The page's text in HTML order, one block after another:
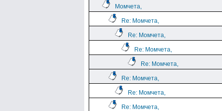
Момчета,
Re: Момчета,
Re: Момчета,
Re: Момчета,
Re: Момчета,
Re: Момчета,
Re: Момчета,
Re: Момчета,